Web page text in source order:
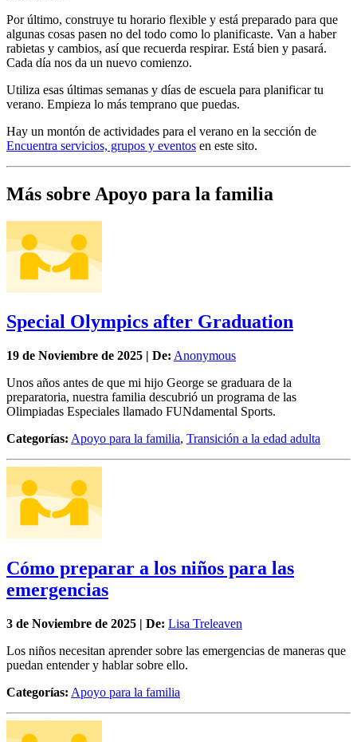
Por último, construye tu horario flexible y está preparado para que
algunas cosas pasen no del todo como lo planificaste. Van a haber
rabietas y cambios, así que recuerda respirar. Está bien y pasará.
Cada día nos da un nuevo comienzo.
Utiliza esas últimas semanas y días de escuela para planificar tu
verano. Empieza lo más temprano que puedas.
Hay un montón de actividades para el verano en la sección de
Encuentra servicios, grupos y eventos en este sito.
Más sobre Apoyo para la familia
Special Olympics after Graduation
19 de Noviembre de 2025 | De: Anonymous
Unos años antes de que mi hijo George se graduara de la
preparatoria, nuestra familia descubrió un programa de las
Olimpiadas Especiales llamado FUNdamental Sports.
Categorías: Apoyo para la familia, Transición a la edad adulta
Cómo preparar a los niños para las
emergencias
3 de Noviembre de 2025 | De: Lisa Treleaven
Los niños necesitan aprender sobre las emergencias de maneras que
puedan entender y hablar sobre ello.
Categorías: Apoyo para la familia